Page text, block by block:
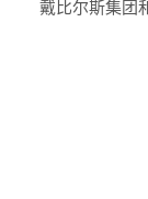
戴比尔斯集团